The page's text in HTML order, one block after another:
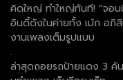
คิดใหญ่ ทำใหญ่ทันที! “จอ
อินดี้ดังในค่ายทั้ง เม้ก อภิ
งานเพลงเต็มรูปแบบ
.
ล่าสุดถอยรถป้ายแดง 3 คัน